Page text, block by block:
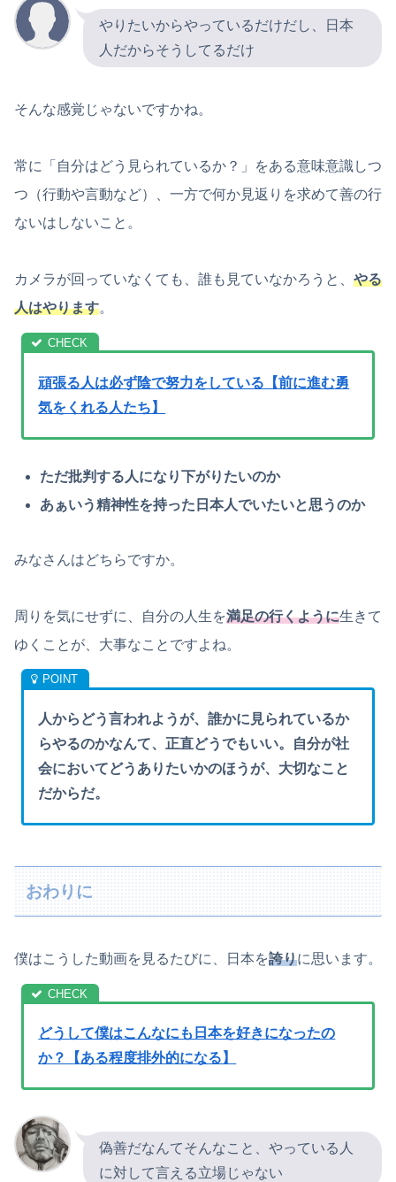
やりたいからやっているだけだし、日本
人だからそうしてるだけ
そんな感覚じゃないですかね。
常に「自分はどう見られているか？」をある意味意識しつ
つ（行動や言動など）、一方で何か見返りを求めて善の行
ないはしないこと。
カメラが回っていなくても、誰も見ていなかろうと、 やる
人はやります。
頑張る人は必ず陰で努力をしている【前に進む勇
気をくれる人たち】
ただ批判する人になり下がりたいのか
あぁいう精神性を持った日本人でいたいと思うのか
みなさんはどちらですか。
周りを気にせずに、自分の人生を満足の行くように生きて
ゆくことが、大事なことですよね。
人からどう言われようが、誰かに見られているか
らやるのかなんて、正直どうでもいい。自分が社
会においてどうありたいかのほうが、大切なこと
だからだ。
おわりに
僕はこうした動画を見るたびに、日本を誇りに思います。
どうして僕はこんなにも日本を好きになったの
か？【ある程度排外的になる】
偽善だなんてそんなこと、やっている人
に対して言える立場じゃない